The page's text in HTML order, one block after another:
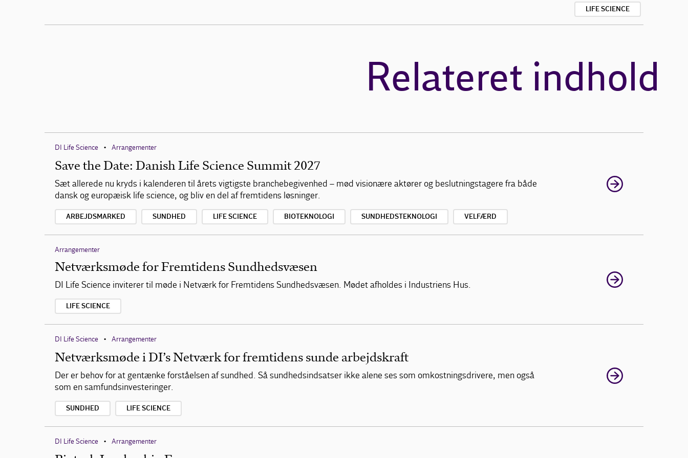
LIFE SCIENCE
Relateret indhold
DI Life Science • Arrangementer
Save the Date: Danish Life Science Summit 2027
Sæt allerede nu kryds i kalenderen til årets vigtigste branchebegivenhed – mød visionære aktører og beslutningstagere fra både
dansk og europæisk life science, og bliv en del af fremtidens løsninger.
ARBEJDSMARKED SUNDHED LIFE SCIENCE BIOTEKNOLOGI SUNDHEDSTEKNOLOGI VELFÆRD
Arrangementer
Netværksmøde for Fremtidens Sundhedsvæsen
DI Life Science inviterer til møde i Netværk for Fremtidens Sundhedsvæsen. Mødet afholdes i Industriens Hus.
LIFE SCIENCE
DI Life Science • Arrangementer
Netværksmøde i DI’s Netværk for fremtidens sunde arbejdskraft
Der er behov for at gentænke forståelsen af sundhed. Så sundhedsindsatser ikke alene ses som omkostningsdrivere, men også
som en samfundsinvesteringer.
SUNDHED LIFE SCIENCE
DI Life Science • Arrangementer